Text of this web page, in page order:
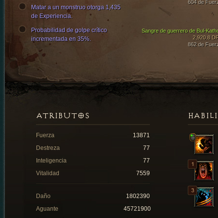
604 de
Sangre de guerrero de Bul-
2,920.8
862 de
Matar a un monstruo otorga 1,435
de Experiencia.
Probabilidad de golpe crítico
incrementada en 35%.
ATRIBUTOS
Fuerza
13871
Destreza
77
Inteligencia
77
Vitalidad
7559
Daño
1802390
Aguante
45721900